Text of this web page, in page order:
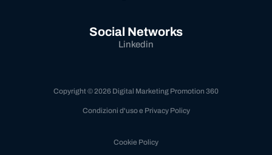
Social Networks
Linkedin
Copyright © 2026 Digital Marketing Promotion 360
Condizioni d'uso e Privacy Policy
Cookie Policy